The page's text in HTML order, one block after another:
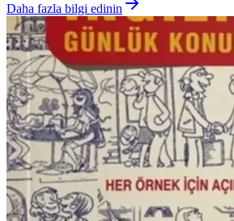
Daha fazla bilgi edinin